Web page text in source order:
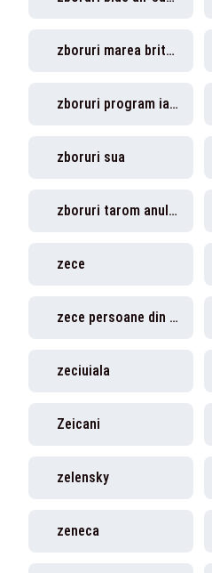
zboruri marea britanie
zboruri program iarna
zboruri sua
zboruri tarom anulate
zece
zece persoane din Iași au murit
zeciuiala
Zeicani
zelensky
zeneca